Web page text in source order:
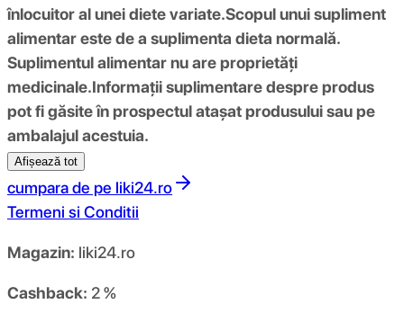
înlocuitor al unei diete variate.Scopul unui supliment
alimentar este de a suplimenta dieta normală.
Suplimentul alimentar nu are proprietăți
medicinale.Informații suplimentare despre produs
pot fi găsite în prospectul atașat produsului sau pe
ambalajul acestuia.
Afișează tot
cumpara de pe liki24.ro
Termeni si Conditii
Magazin: liki24.ro
Cashback: 2 %